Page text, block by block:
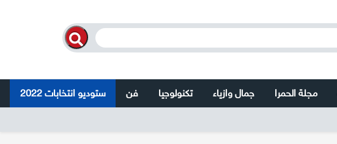
مجلة الحمرا جمال وازياء تكنولوجيا فن ستوديو انتخابات 2022